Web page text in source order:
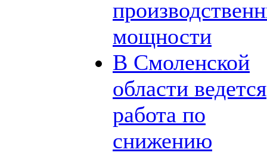
мощности
В Смоленской
области ведется
работа по
снижению